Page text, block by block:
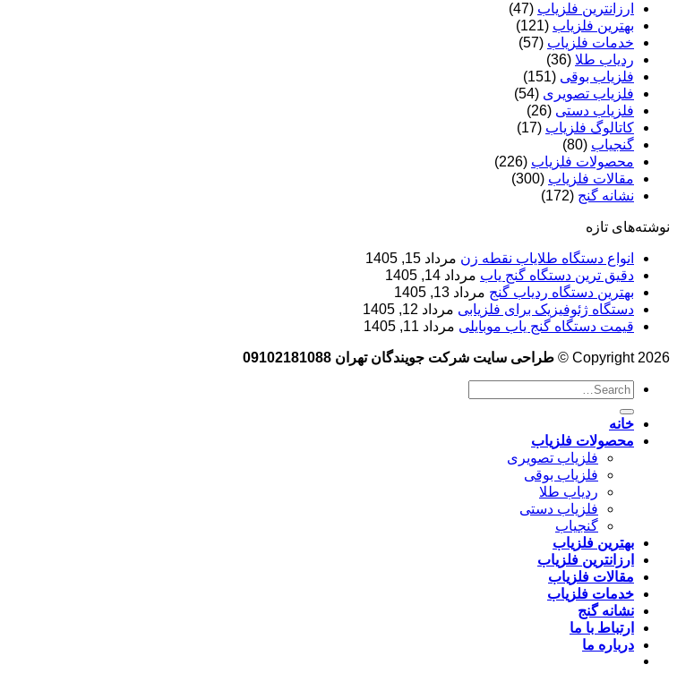
ارزانترین فلزیاب (47)
بهترین فلزیاب (121)
خدمات فلزیاب (57)
ردیاب طلا (36)
فلزیاب بوقی (151)
فلزیاب تصویری (54)
فلزیاب دستی (26)
کاتالوگ فلزیاب (17)
گنجیاب (80)
محصولات فلزیاب (226)
مقالات فلزیاب (300)
نشانه گنج (172)
نوشته‌های تازه
انواع دستگاه طلایاب نقطه زن مرداد 15, 1405
دقیق ترین دستگاه گنج یاب مرداد 14, 1405
بهترین دستگاه ردیاب گنج مرداد 13, 1405
دستگاه ژئوفیزیک برای فلزیابی مرداد 12, 1405
قیمت دستگاه گنج یاب موبایلی مرداد 11, 1405
Copyright 2026 © طراحی سایت شرکت جویندگان تهران 09102181088
خانه
محصولات فلزیاب
فلزیاب تصویری
فلزیاب بوقی
ردیاب طلا
فلزیاب دستی
گنجیاب
بهترین فلزیاب
ارزانترین فلزیاب
مقالات فلزیاب
خدمات فلزیاب
نشانه گنج
ارتباط با ما
درباره ما